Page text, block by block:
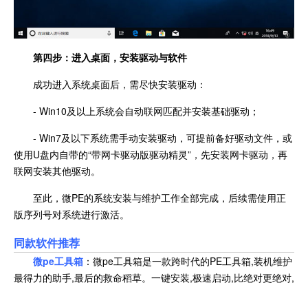
第四步：进入桌面，安装驱动与软件
成功进入系统桌面后，需尽快安装驱动：
- Win10及以上系统会自动联网匹配并安装基础驱动；
- Win7及以下系统需手动安装驱动，可提前备好驱动文件，或
使用U盘内自带的“带网卡驱动版驱动精灵”，先安装网卡驱动，再
联网安装其他驱动。
至此，微PE的系统安装与维护工作全部完成，后续需使用正
版序列号对系统进行激活。
同款软件推荐
微pe工具箱 ：微pe工具箱是一款跨时代的PE工具箱,装机维护
最得力的助手,最后的救命稻草。一键安装,极速启动,比绝对更绝对,